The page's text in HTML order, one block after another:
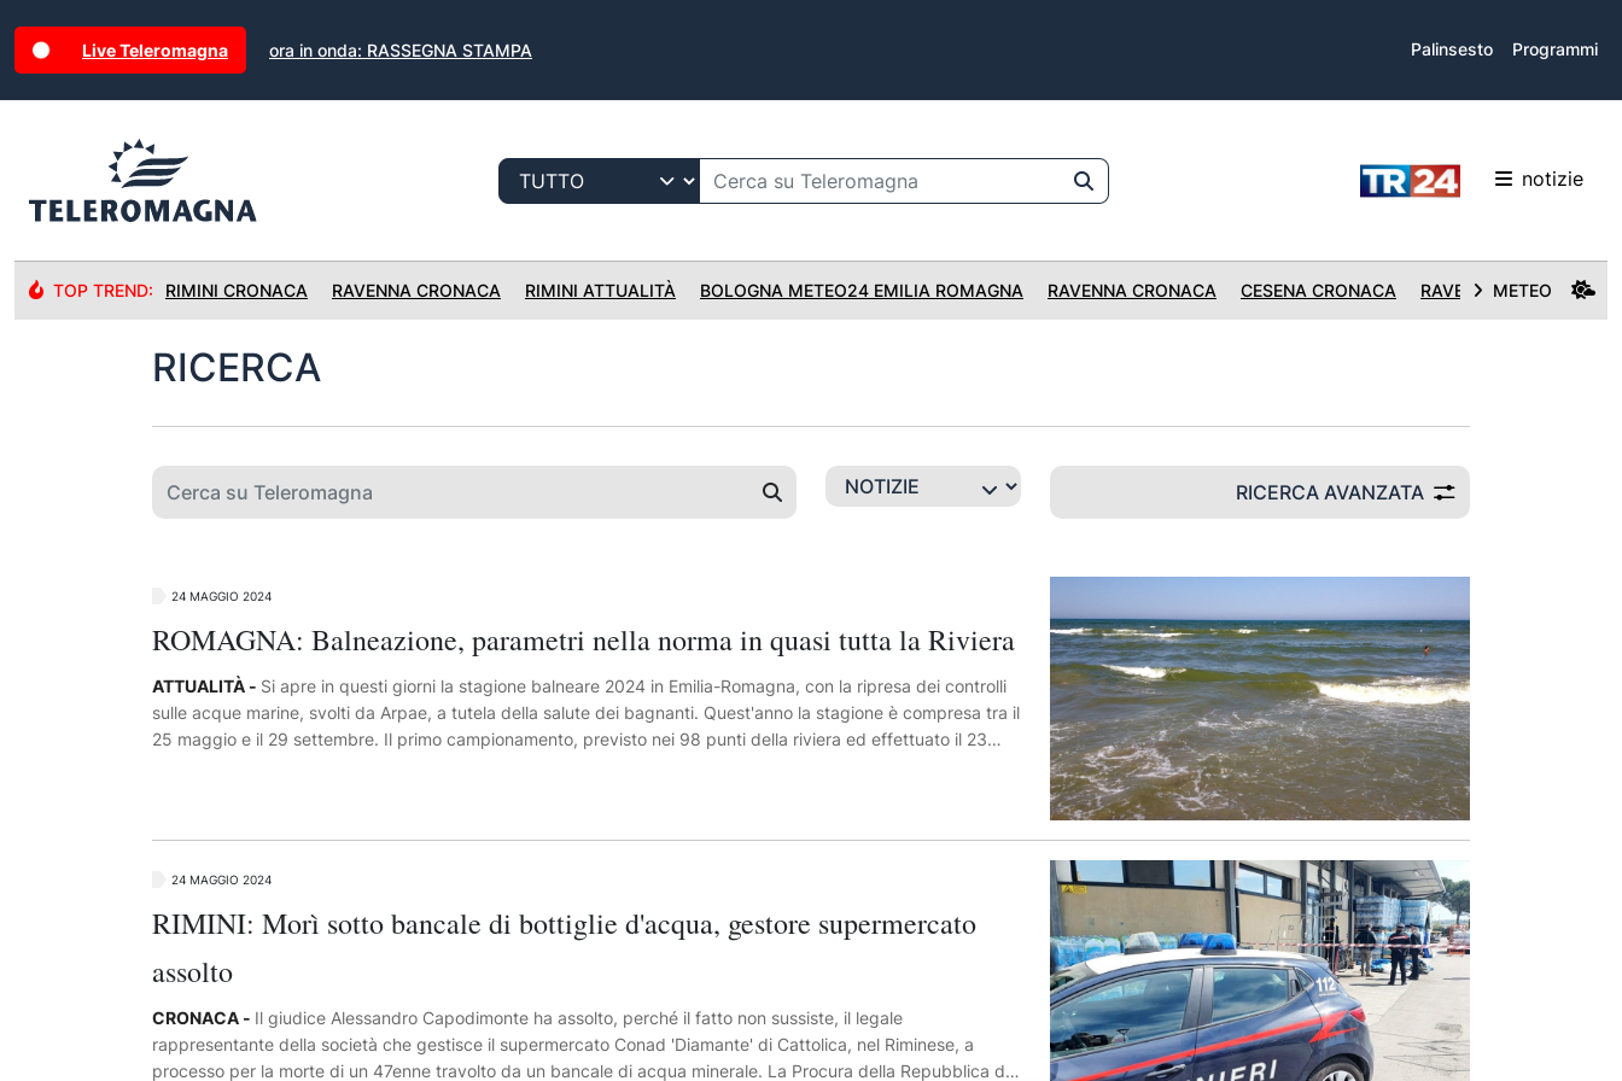
Live Teleromagna ora in onda: RASSEGNA STAMPA Palinsesto Programmi
notizie
TOP TREND: RIMINI CRONACA RAVENNA CRONACA RIMINI ATTUALITÀ BOLOGNA METEO24 EMILIA ROMAGNA RAVENNA CRONACA CESENA CRONACA RAVENNA CRONACA
METEO
RICERCA
RICERCA AVANZATA
24 MAGGIO 2024
ROMAGNA: Balneazione, parametri nella norma in quasi tutta la Riviera
ATTUALITÀ - Si apre in questi giorni la stagione balneare 2024 in Emilia-Romagna, con la ripresa dei controlli
sulle acque marine, svolti da Arpae, a tutela della salute dei bagnanti. Quest'anno la stagione è compresa tra il
25 maggio e il 29 settembre. Il primo campionamento, previsto nei 98 punti della riviera ed effettuato il 23
verranno emanate dai sindaci ordinanze di non balneabilità fino al rientro al di sotto delle soglie previste, che
solitamente avviene in breve tempo, e i campionamenti saranno ripetuti fino a quando i parametri non
24 MAGGIO 2024
RIMINI: Morì sotto bancale di bottiglie d'acqua, gestore supermercato
assolto
CRONACA - Il giudice Alessandro Capodimonte ha assolto, perché il fatto non sussiste, il legale
rappresentante della società che gestisce il supermercato Conad 'Diamante' di Cattolica, nel Riminese, a
processo per la morte di un 47enne travolto da un bancale di acqua minerale. La Procura della Repubblica di